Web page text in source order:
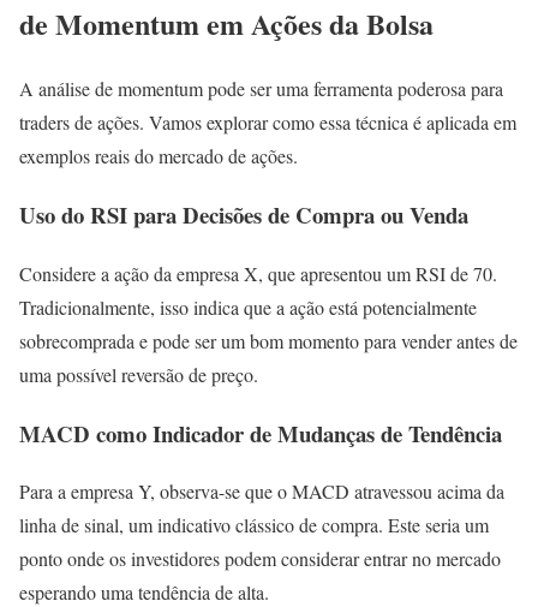
de Momentum em Ações da Bolsa
A análise de momentum pode ser uma ferramenta poderosa para
traders de ações. Vamos explorar como essa técnica é aplicada em
exemplos reais do mercado de ações.
Uso do RSI para Decisões de Compra ou Venda
Considere a ação da empresa X, que apresentou um RSI de 70.
Tradicionalmente, isso indica que a ação está potencialmente
sobrecomprada e pode ser um bom momento para vender antes de
uma possível reversão de preço.
MACD como Indicador de Mudanças de Tendência
Para a empresa Y, observa-se que o MACD atravessou acima da
linha de sinal, um indicativo clássico de compra. Este seria um
ponto onde os investidores podem considerar entrar no mercado
esperando uma tendência de alta.